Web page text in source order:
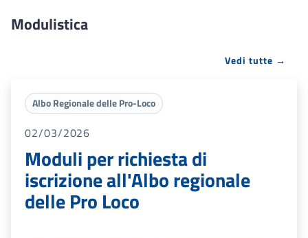
Modulistica
Vedi tutte →
Albo Regionale delle Pro-Loco
02/03/2026
Moduli per richiesta di
iscrizione all'Albo regionale
delle Pro Loco